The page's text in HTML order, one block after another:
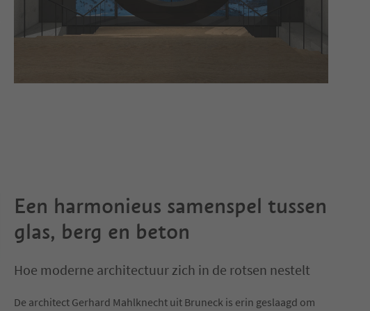
Een harmonieus samenspel tussen
glas, berg en beton
Hoe moderne architectuur zich in de rotsen nestelt
De architect Gerhard Mahlknecht uit Bruneck is erin geslaagd om